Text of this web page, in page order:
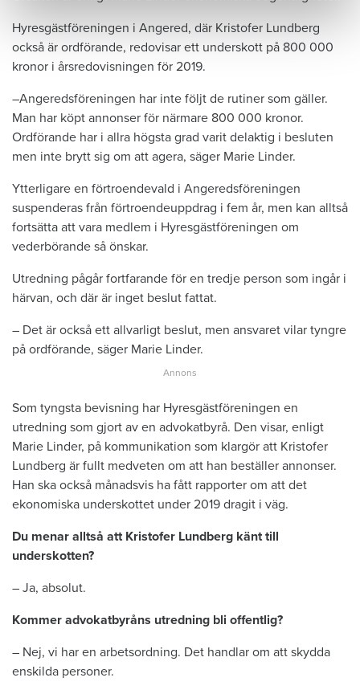
Hyresgästföreningen i Angered, där Kristofer Lundberg
också är ordförande, redovisar ett underskott på 800 000
kronor i årsredovisningen för 2019.
–Angeredsföreningen har inte följt de rutiner som gäller.
Man har köpt annonser för närmare 800 000 kronor.
Ordförande har i allra högsta grad varit delaktig i besluten
men inte brytt sig om att agera, säger Marie Linder.
Ytterligare en förtroendevald i Angeredsföreningen
suspenderas från förtroendeuppdrag i fem år, men kan alltså
fortsätta att vara medlem i Hyresgästföreningen om
vederbörande så önskar.
Utredning pågår fortfarande för en tredje person som ingår i
härvan, och där är inget beslut fattat.
– Det är också ett allvarligt beslut, men ansvaret vilar tyngre
på ordförande, säger Marie Linder.
Som tyngsta bevisning har Hyresgästföreningen en
utredning som gjort av en advokatbyrå. Den visar, enligt
Marie Linder, på kommunikation som klargör att Kristofer
Lundberg är fullt medveten om att han beställer annonser.
Han ska också månadsvis ha fått rapporter om att det
ekonomiska underskottet under 2019 dragit i väg.
Du menar alltså att Kristofer Lundberg känt till
underskotten?
– Ja, absolut.
Kommer advokatbyråns utredning bli offentlig?
– Nej, vi har en arbetsordning. Det handlar om att skydda
enskilda personer.